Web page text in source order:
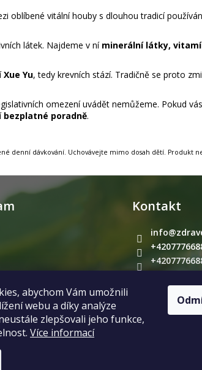
abychom Vám umožnili
webu a díky analýze
zlepšovali jeho funkce,
Více informací
oblíbené vitální houby s dlouhou tradicí
látek. Najdeme v ní minerální látky,
Xue Yu, tedy krevních stází. Tradičně se proto
omezení uvádět nemůžeme. Pokud
bezplatné poradně.
dávkování. Uchovávejte mimo dosah dětí. Produkt
na Instagramu
Kontakt
info@
zdrave.ziti